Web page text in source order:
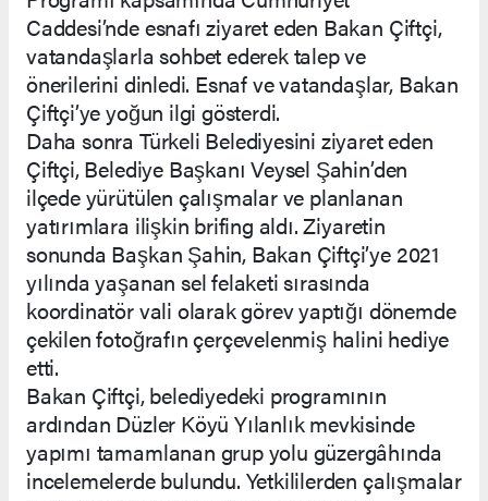
Caddesi’nde esnafı ziyaret eden Bakan Çiftçi,
vatandaşlarla sohbet ederek talep ve
önerilerini dinledi. Esnaf ve vatandaşlar, Bakan
Çiftçi’ye yoğun ilgi gösterdi.
Daha sonra Türkeli Belediyesini ziyaret eden
Çiftçi, Belediye Başkanı Veysel Şahin’den
ilçede yürütülen çalışmalar ve planlanan
yatırımlara ilişkin brifing aldı. Ziyaretin
sonunda Başkan Şahin, Bakan Çiftçi’ye 2021
yılında yaşanan sel felaketi sırasında
koordinatör vali olarak görev yaptığı dönemde
çekilen fotoğrafın çerçevelenmiş halini hediye
etti.
Bakan Çiftçi, belediyedeki programının
ardından Düzler Köyü Yılanlık mevkisinde
yapımı tamamlanan grup yolu güzergâhında
incelemelerde bulundu. Yetkililerden çalışmalar